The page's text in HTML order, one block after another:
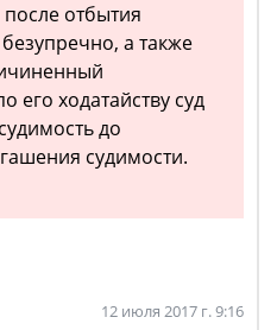
отбытия
а также
его ходатайству суд
до
судимости.
12 июля 2017 г. 9:16